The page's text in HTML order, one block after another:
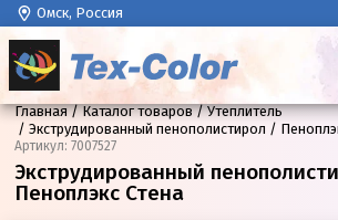
Омск, Россия
Главная Каталог товаров
Утеплитель
Экструдированный пенополистирол
Артикул: 7007527
Экструдированный
Пеноплэкс Стена